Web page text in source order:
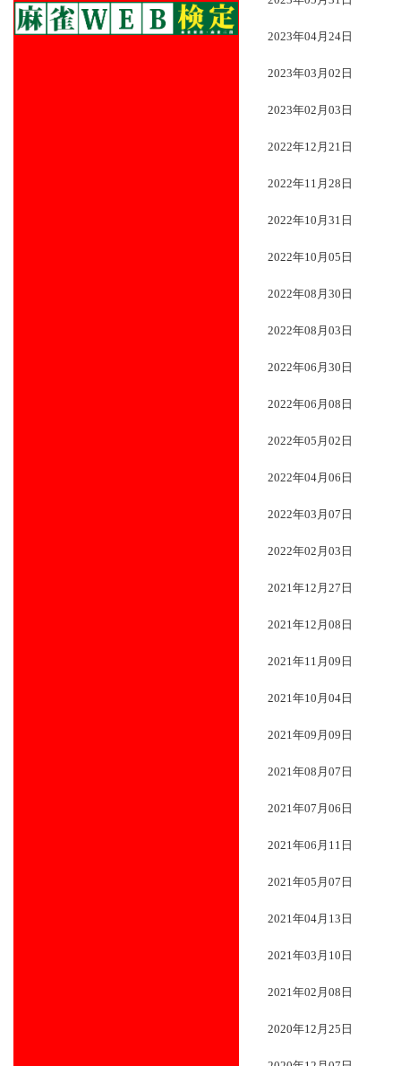
2023年04月24日
2023年03月02日
2023年02月03日
2022年12月21日
2022年11月28日
2022年10月31日
2022年10月05日
2022年08月30日
2022年08月03日
2022年06月30日
2022年06月08日
2022年05月02日
2022年04月06日
2022年03月07日
2022年02月03日
2021年12月27日
2021年12月08日
2021年11月09日
2021年10月04日
2021年09月09日
2021年08月07日
2021年07月06日
2021年06月11日
2021年05月07日
2021年04月13日
2021年03月10日
2021年02月08日
2020年12月25日